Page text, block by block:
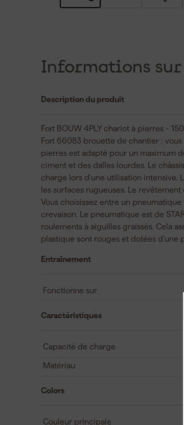
Informations
Description du produit
Fort BOUW 4PLY chariot à pierres -
Fort 66083 brouette de chantier :
pierres est adapté pour un maximum
ciment et des dalles lourdes. Le
charge lors d'une utilisation intensive.
les surfaces rugueuses. Le
Vous choisissez entre un
crevaison. Le pneumatique est de
roulements à aiguilles graissés. Cela
plastique sont rouges et dotées d'une
Entraînement
Fonctionne sur
Caractéristiques
Capacité de charge
Matériau
Colors
Couleur principale